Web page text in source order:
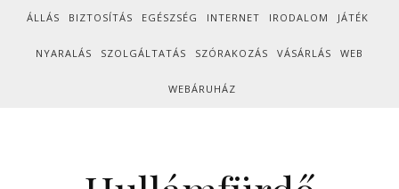
Skip to content
ÁLLÁS BIZTOSÍTÁS EGÉSZSÉG INTERNET IRODALOM JÁTÉK
NYARALÁS SZOLGÁLTATÁS SZÓRAKOZÁS VÁSÁRLÁS WEB
WEBÁRUHÁZ